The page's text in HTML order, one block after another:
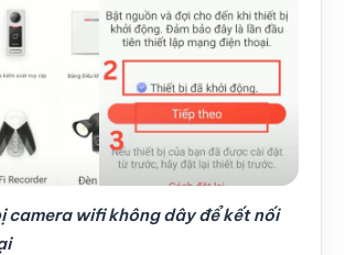
camera wifi không dây để kết nối